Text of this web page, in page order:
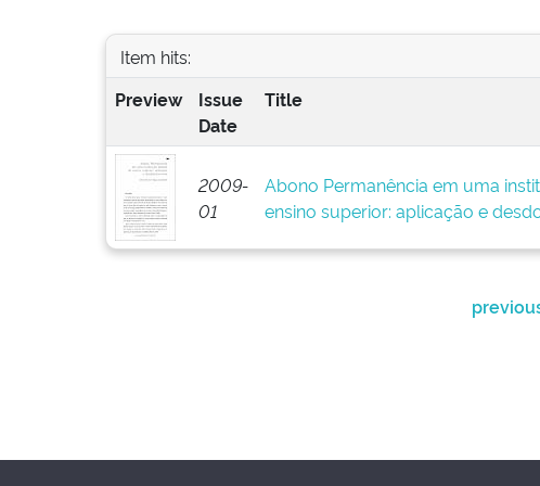
Item hits:
Preview
Issue
Date
Title
2009-
01
Abono Permanência em uma
ensino superior: aplicação e